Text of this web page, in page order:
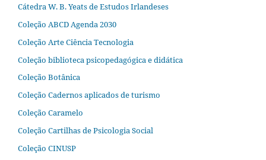
Cátedra W. B. Yeats de Estudos Irlandeses
Coleção ABCD Agenda 2030
Coleção Arte Ciência Tecnologia
Coleção biblioteca psicopedagógica e didática
Coleção Botânica
Coleção Cadernos aplicados de turismo
Coleção Caramelo
Coleção Cartilhas de Psicologia Social
Coleção CINUSP